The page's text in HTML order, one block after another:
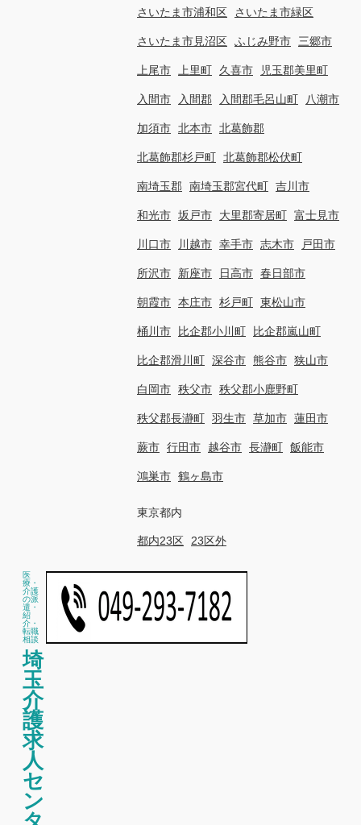
さいたま市浦和区 さいたま市緑区
さいたま市見沼区 ふじみ野市 三郷市
上尾市 上里町 久喜市 児玉郡美里町
入間市 入間郡 入間郡毛呂山町 八潮市
加須市 北本市 北葛飾郡
北葛飾郡杉戸町 北葛飾郡松伏町
南埼玉郡 南埼玉郡宮代町 吉川市
和光市 坂戸市 大里郡寄居町 富士見市
川口市 川越市 幸手市 志木市 戸田市
所沢市 新座市 日高市 春日部市
朝霞市 本庄市 杉戸町 東松山市
桶川市 比企郡小川町 比企郡嵐山町
比企郡滑川町 深谷市 熊谷市 狭山市
白岡市 秩父市 秩父郡小鹿野町
秩父郡長瀞町 羽生市 草加市 蓮田市
蕨市 行田市 越谷市 長瀞町 飯能市
鴻巣市 鶴ヶ島市
東京都内
都内23区 23区外
医
療・
介護
の派
遣・
紹
介・
転職
相談
埼
玉
介
護
求
人
セ
ン